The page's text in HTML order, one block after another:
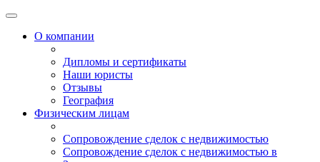
О компании
Дипломы и сертификаты
Наши юристы
Отзывы
География
Физическим лицам
Сопровождение сделок с недвижимостью
Сопровождение сделок с недвижимостью в